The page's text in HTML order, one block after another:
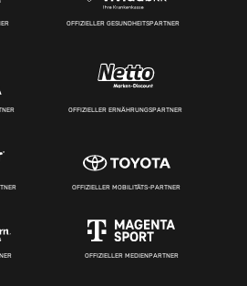
OFFIZIELLER GESUNDHEITSPARTNER
OFFIZIELLER ERNÄHRUNGSPARTNER
OFFIZIELLER MOBILITÄTS-PARTNER
OFFIZIELLER MEDIENPARTNER